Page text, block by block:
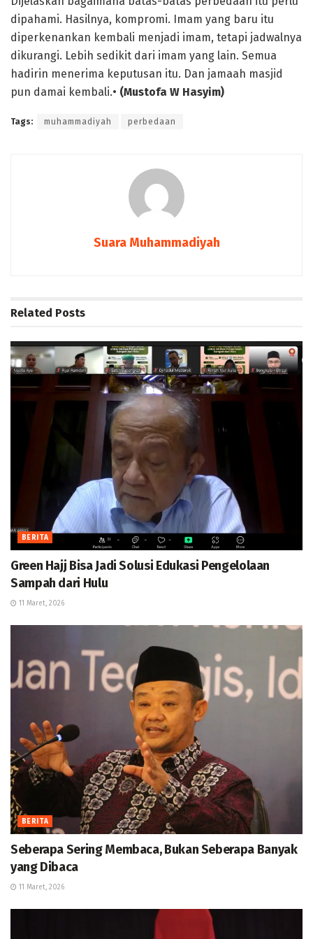
dipahami. Hasilnya, kompromi. Imam yang baru itu
diperkenankan kembali menjadi imam, tetapi jadwalnya
dikurangi. Lebih sedikit dari imam yang lain. Semua
hadirin menerima keputusan itu. Dan jamaah masjid
pun damai kembali.• (Mustofa W Hasyim)
Tags: muhammadiyah perbedaan
Suara Muhammadiyah
Related Posts
BERITA
Green Hajj Bisa Jadi Solusi Edukasi Pengelolaan
Sampah dari Hulu
11 Maret, 2026
BERITA
Seberapa Sering Membaca, Bukan Seberapa Banyak
yang Dibaca
11 Maret, 2026